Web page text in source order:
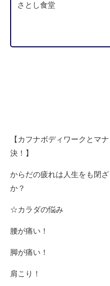
さとし食堂
【カフナボディワークとマ
決！】
からだの疲れは人生をも閉
か？
☆カラダの悩み
腰が痛い！
脚が痛い！
肩こり！